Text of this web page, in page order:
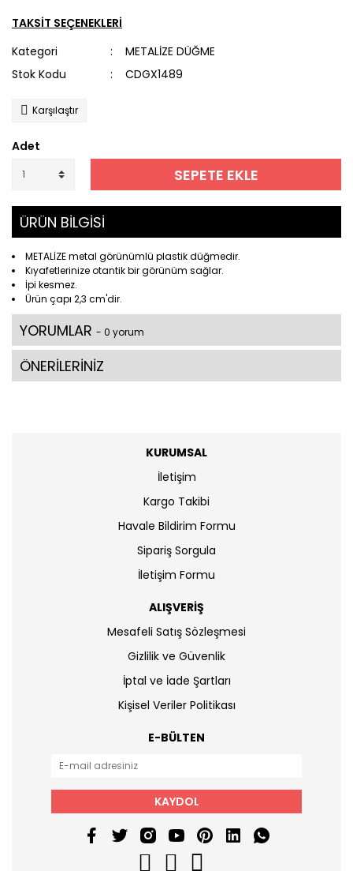
TAKSİT SEÇENEKLERİ
Kategori
METALİZE DÜĞME
Stok Kodu
CDGX1489
Karşılaştır
Adet
SEPETE EKLE
ÜRÜN BİLGİSİ
METALİZE metal görünümlü plastik düğmedir.
Kıyafetlerinize otantik bir görünüm sağlar.
İpi kesmez.
Ürün çapı 2,3 cm'dir.
YORUMLAR - 0 yorum
ÖNERİLERİNİZ
KURUMSAL
İletişim
Kargo Takibi
Havale Bildirim Formu
Sipariş Sorgula
İletişim Formu
ALIŞVERİŞ
Mesafeli Satış Sözleşmesi
Gizlilik ve Güvenlik
İptal ve İade Şartları
Kişisel Veriler Politikası
E-BÜLTEN
KAYDOL